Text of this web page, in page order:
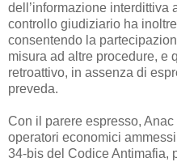
dell’informazione interdittiva
controllo giudiziario ha
consentendo la
misura ad altre procedure, e
retroattivo, in assenza di
preveda.
Con il parere espresso,
operatori economici
34-bis del Codice Antimafia,